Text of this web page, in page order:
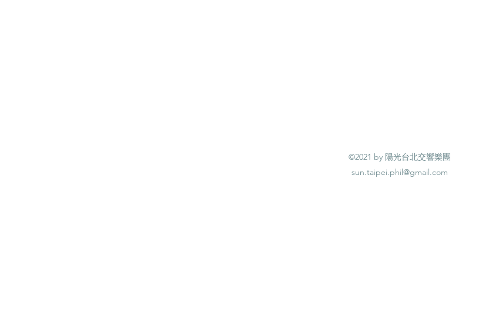
©2021 by 陽光台北交響樂團
sun.taipei.phil@gmail.com